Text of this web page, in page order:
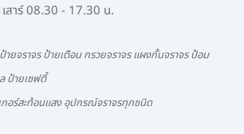
สาร์ 08.30 - 17.30 น.
ยจราจร ป้ายเตือน กรวยจราจร แผงกั้นจราจร ป้อม
ป้ายเซฟตี้
กอร์สะท้อนแสง อุปกรณ์จราจรทุกชนิด